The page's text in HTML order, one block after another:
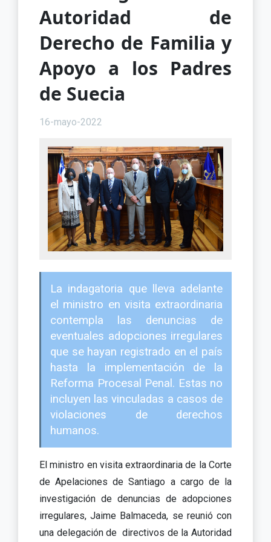
Autoridad de
Derecho de Familia y
Apoyo a los Padres
de Suecia
16-mayo-2022
La indagatoria que lleva adelante
el ministro en visita extraordinaria
contempla las denuncias de
eventuales adopciones irregulares
que se hayan registrado en el país
hasta la implementación de la
Reforma Procesal Penal. Estas no
incluyen las vinculadas a casos de
violaciones de derechos
humanos.
El ministro en visita extraordinaria de la Corte
de Apelaciones de Santiago a cargo de la
investigación de denuncias de adopciones
irregulares, Jaime Balmaceda, se reunió con
una delegación de directivos de la Autoridad